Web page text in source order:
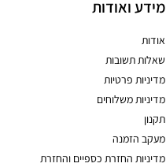
מידע ואודות
אודות
שאלות תשובות
מדיניות פרטיות
מדיניות משלוחים
תקנון
מעקב הזמנה
מדיניות החזרת כספיים והחזרת